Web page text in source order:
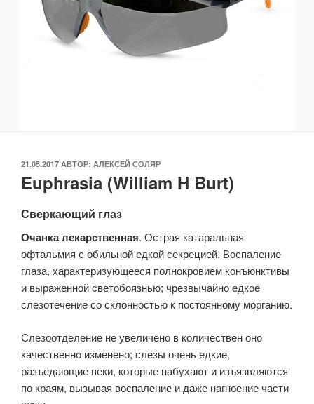
ОПУБЛИКОВАНО
21.05.2017 АВТОР: АЛЕКСЕЙ СОЛЯР
Euphrasia (William H Burt)
Сверкающий глаз
Очанка лекарственная. Острая катаральная
офтальмия с обильной едкой секрецией. Воспаление
глаза, характеризующееся полнокровием конъюнктивы
и выраженной светобоязнью; чрезвычайно едкое
слезотечение со склонностью к постоянному морганию.
Слезоотделение не увеличено в количествен оно
качественно изменено; слезы очень едкие,
разъедающие веки, которые набухают и изъязвляются
по краям, вызывая воспаление и даже нагноение части